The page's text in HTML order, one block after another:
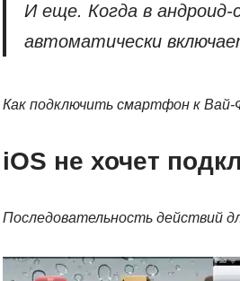
И еще. Когда в
автоматически
Как подключить смартфон к
iOS не хочет
Последовательность действий